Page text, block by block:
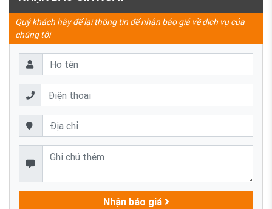
Quý khách hãy để lại thông tin để nhận báo giá về dịch vụ của
chúng tôi
Nhận báo giá